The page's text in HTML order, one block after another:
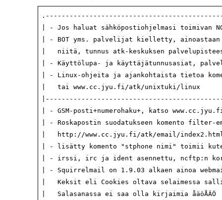
| - Jos haluat sähköpostiohjelmasi toimivan
| - BOT yms. palvelijat kielletty, ainoastaan
|   niitä, tunnus atk-keskuksen
| - Käyttölupa- ja käyttäjätunnusasiat,
| - Linux-ohjeita ja ajankohtaista tietoa
|   tai www.cc.jyu.fi/atk/unixtuki/
| - GSM-posti+numerohaku+, katso
| - Roskapostin suodatukseen komento
|   http://www.cc.jyu.fi/atk/email/
| - lisätty komento "stphone nimi" toimii
| - irssi, irc ja ident asennettu,
| - Squirrelmail on 1.9.03 alkaen ainoa
|   Keksit eli Cookies oltava
|   Salasanassa ei saa olla kirjaimia